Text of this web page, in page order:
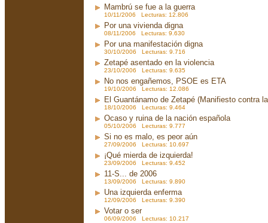
Mambrú se fue a la guerra
10/11/2006 Lecturas: 12.806
Por una vivienda digna
08/11/2006 Lecturas: 9.630
Por una manifestación digna
30/10/2006 Lecturas: 9.716
Zetapé asentado en la violencia
23/10/2006 Lecturas: 9.635
No nos engañemos, PSOE es ETA
19/10/2006 Lecturas: 12.086
El Guantánamo de Zetapé (Manifiesto contra
18/10/2006 Lecturas: 9.464
Ocaso y ruina de la nación española
05/10/2006 Lecturas: 9.777
Si no es malo, es peor aún
27/09/2006 Lecturas: 10.697
¡Qué mierda de izquierda!
23/09/2006 Lecturas: 9.452
11-S... de 2006
13/09/2006 Lecturas: 9.890
Una izquierda enferma
12/09/2006 Lecturas: 9.390
Votar o ser
06/09/2006 Lecturas: 10.217